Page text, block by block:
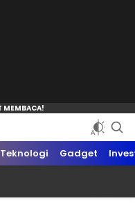
Teknologi Gadget